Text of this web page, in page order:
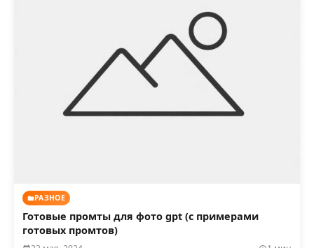
РАЗНОЕ
Готовые промты для фото gpt (с примерами
готовых промтов)